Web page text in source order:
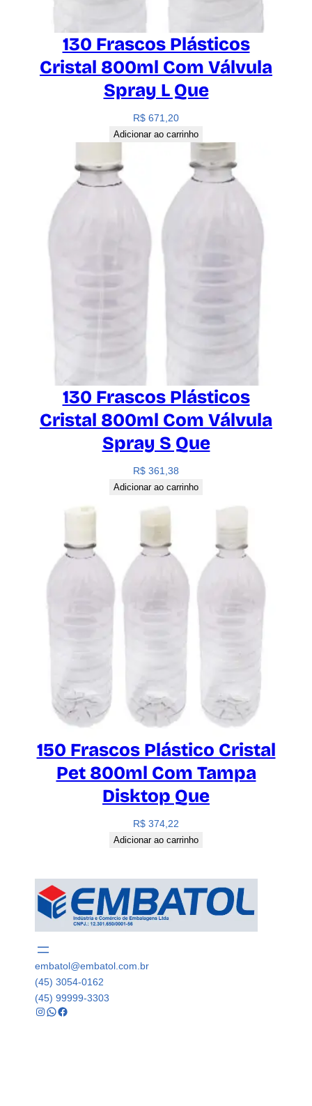
130 Frascos Plásticos
Cristal 800ml Com Válvula
Spray L Que
R$ 671,20
Adicionar ao carrinho
130 Frascos Plásticos
Cristal 800ml Com Válvula
Spray S Que
R$ 361,38
Adicionar ao carrinho
150 Frascos Plástico Cristal
Pet 800ml Com Tampa
Disktop Que
R$ 374,22
Adicionar ao carrinho
embatol@embatol.com.br
(45) 3054-0162
(45) 99999-3303
Instagram WhatsApp Facebook